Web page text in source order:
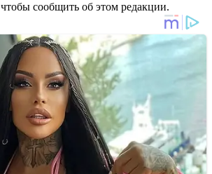
сообщить об этом редакции.